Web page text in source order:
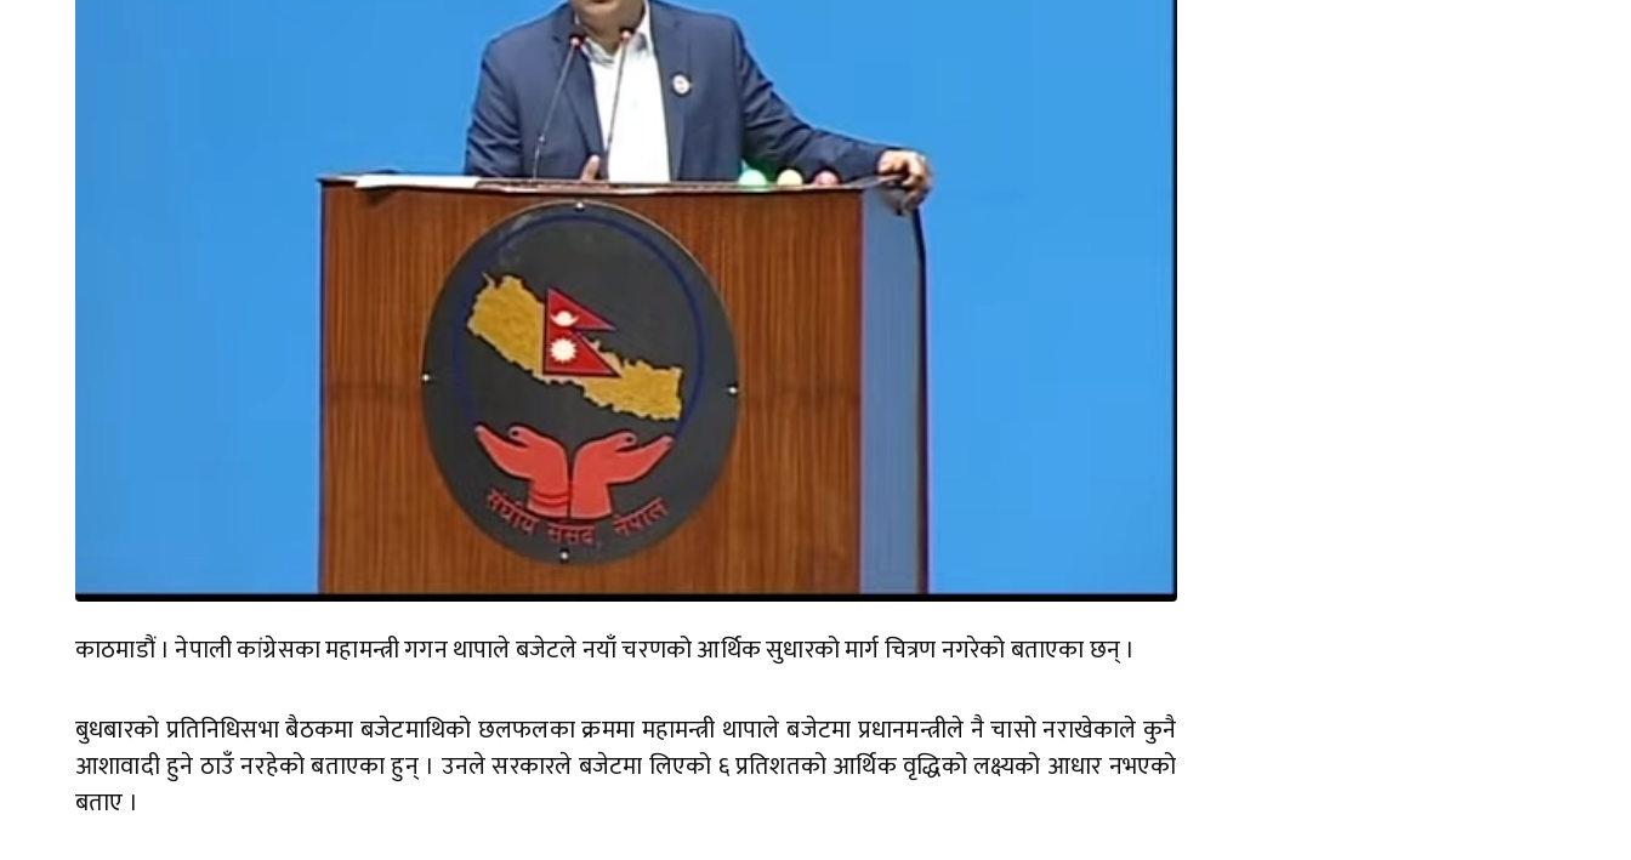
काठमाडौं । नेपाली कांग्रेसका महामन्त्री गगन थापाले बजेटले नयाँ चरणको आर्थिक सुधारको मार्ग चित्रण नगरेको बताएका छन् ।
बुधबारको प्रतिनिधिसभा बैठकमा बजेटमाथिको छलफलका क्रममा महामन्त्री थापाले बजेटमा प्रधानमन्त्रीले नै चासो नराखेकाले कुनै
आशावादी हुने ठाउँ नरहेको बताएका हुन् । उनले सरकारले बजेटमा लिएको ६ प्रतिशतको आर्थिक वृद्धिको लक्ष्यको आधार नभएको
बताए ।